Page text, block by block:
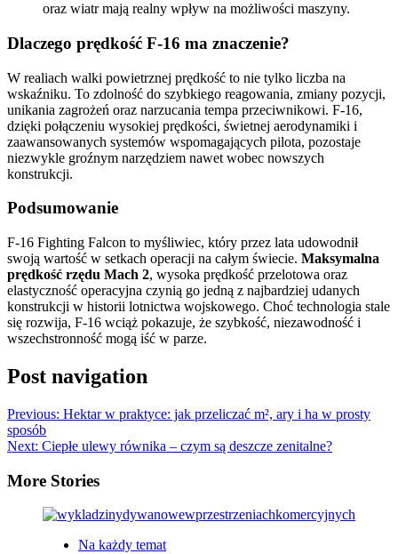
oraz wiatr mają realny wpływ na możliwości maszyny.
Dlaczego prędkość F-16 ma znaczenie?
W realiach walki powietrznej prędkość to nie tylko liczba na
wskaźniku. To zdolność do szybkiego reagowania, zmiany pozycji,
unikania zagrożeń oraz narzucania tempa przeciwnikowi. F-16,
dzięki połączeniu wysokiej prędkości, świetnej aerodynamiki i
zaawansowanych systemów wspomagających pilota, pozostaje
niezwykle groźnym narzędziem nawet wobec nowszych
konstrukcji.
Podsumowanie
F-16 Fighting Falcon to myśliwiec, który przez lata udowodnił
swoją wartość w setkach operacji na całym świecie. Maksymalna
prędkość rzędu Mach 2, wysoka prędkość przelotowa oraz
elastyczność operacyjna czynią go jedną z najbardziej udanych
konstrukcji w historii lotnictwa wojskowego. Choć technologia stale
się rozwija, F-16 wciąż pokazuje, że szybkość, niezawodność i
wszechstronność mogą iść w parze.
Post navigation
Previous: Hektar w praktyce: jak przeliczać m², ary i ha w prosty
sposób
Next: Ciepłe ulewy równika – czym są deszcze zenitalne?
More Stories
Na każdy temat